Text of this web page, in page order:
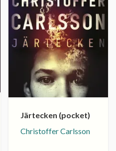
Järtecken (pocket)
Christoffer Carlsson